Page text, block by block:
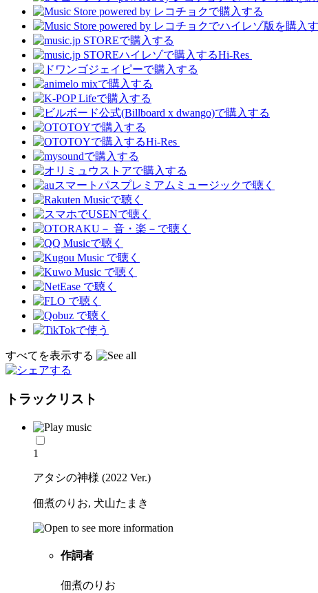
Hi-Res
Hi-Res
すべてを表示する
トラックリスト
1
アタシの神様 (2022 Ver.)
佃煮のりお, 犬山たまき
作詞者
佃煮のりお